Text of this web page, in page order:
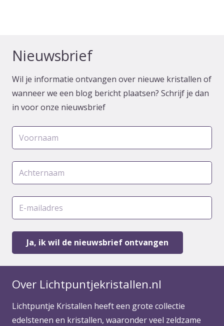
Nieuwsbrief
Wil je informatie ontvangen over nieuwe kristallen of
wanneer we een blog bericht plaatsen? Schrijf je dan
in voor onze nieuwsbrief
Over Lichtpuntjekristallen.nl
Lichtpuntje Kristallen heeft een grote collectie
edelstenen en kristallen, waaronder veel zeldzame